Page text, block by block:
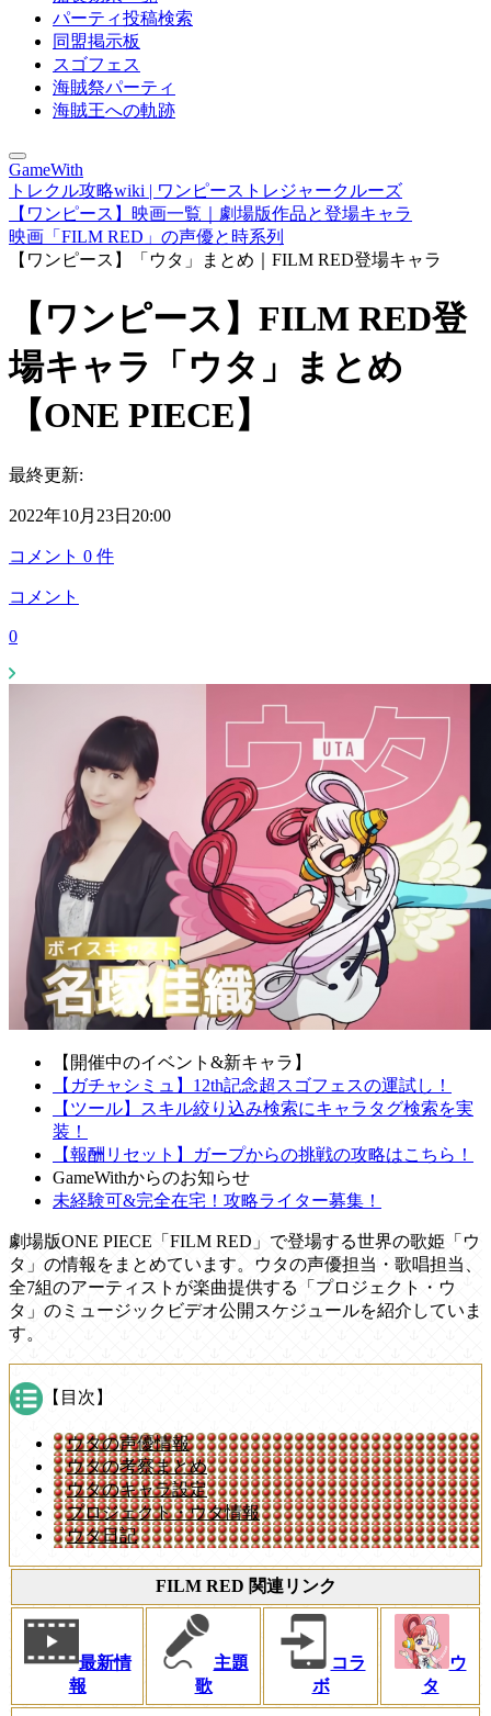
パーティ投稿検索
同盟掲示板
スゴフェス
海賊祭パーティ
海賊王への軌跡
GameWith
トレクル攻略wiki | ワンピーストレジャークルーズ
【ワンピース】映画一覧｜劇場版作品と登場キャラ
映画「FILM RED」の声優と時系列
【ワンピース】「ウタ」まとめ｜FILM RED登場キャラ
【ワンピース】FILM RED登
場キャラ「ウタ」まとめ
【ONE PIECE】
最終更新:
2022年10月23日20:00
コメント 0 件
コメント
0
【開催中のイベント&新キャラ】
【ガチャシミュ】12th記念超スゴフェスの運試し！
【ツール】スキル絞り込み検索にキャラタグ検索を実
装！
【報酬リセット】ガープからの挑戦の攻略はこちら！
GameWithからのお知らせ
未経験可&完全在宅！攻略ライター募集！
劇場版ONE PIECE「FILM RED」で登場する世界の歌姫「ウ
タ」の情報をまとめています。ウタの声優担当・歌唱担当、
全7組のアーティストが楽曲提供する「プロジェクト・ウ
タ」のミュージックビデオ公開スケジュールを紹介していま
す。
【目次】
ウタの声優情報
ウタの考察まとめ
ウタのキャラ設定
プロジェクト・ウタ情報
ウタ日記
FILM RED 関連リンク
最新情
報
主題
歌
コラ
ボ
ウ
タ